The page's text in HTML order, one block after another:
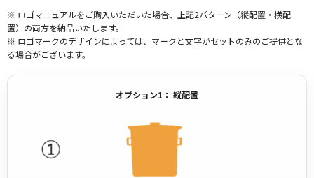
※ ロゴマニュアルをご購入いただいた場合、上記2パターン（縦配置・横配
置）の両方を納品いたします。
※ ロゴマークのデザインによっては、マークと文字がセットのみのご提供とな
る場合がございます。
オプション1： 縦配置